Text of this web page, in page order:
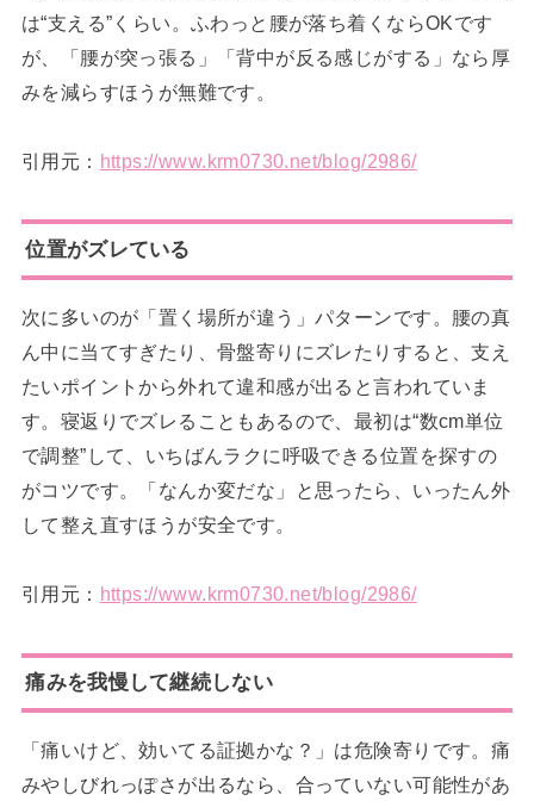
は“支える”くらい。ふわっと腰が落ち着くならOKです
が、「腰が突っ張る」「背中が反る感じがする」なら厚
みを減らすほうが無難です。
引用元： https://www.krm0730.net/blog/2986/
位置がズレている
次に多いのが「置く場所が違う」パターンです。腰の真
ん中に当てすぎたり、骨盤寄りにズレたりすると、支え
たいポイントから外れて違和感が出ると言われていま
す。寝返りでズレることもあるので、最初は“数cm単位
で調整”して、いちばんラクに呼吸できる位置を探すの
がコツです。「なんか変だな」と思ったら、いったん外
して整え直すほうが安全です。
引用元： https://www.krm0730.net/blog/2986/
痛みを我慢して継続しない
「痛いけど、効いてる証拠かな？」は危険寄りです。痛
みやしびれっぽさが出るなら、合っていない可能性があ